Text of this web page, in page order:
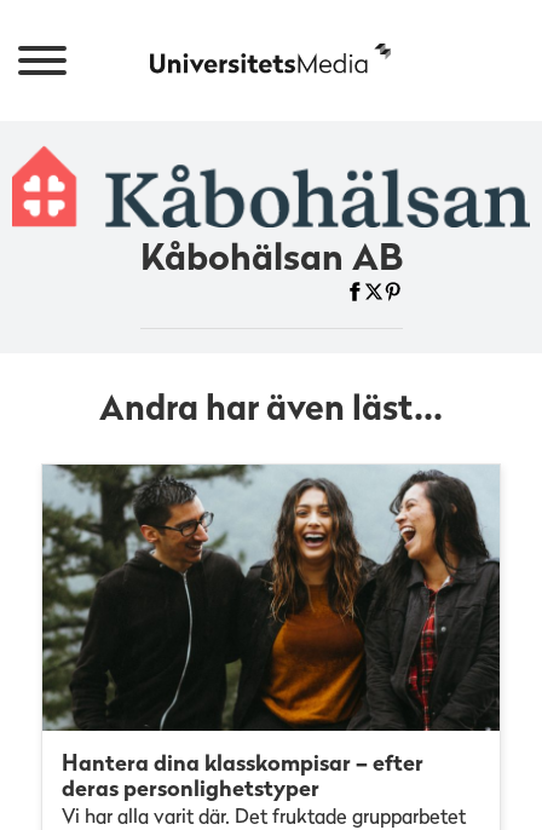
Kåbohälsan AB
Andra har även läst...
Hantera dina klasskompisar – efter
deras personlighetstyper
Vi har alla varit där. Det fruktade grupparbetet